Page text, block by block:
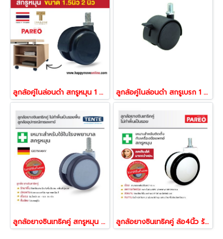
ลูกล้อคู่ไนล่อนดำ สกรูหมุน 1 ลูก รุ่น TWO TONE ยี่ห้อ PAREO 21785,21792 ลูกล้อคู่ไนล่อนดำ สกรูเบรก 1 ลูก รุ่น TWO TONE ยี่ห้อ PAREO 21808,21815
ลูกล้อยางซินเทธิคคู่ สกรูหมุน ล้อไม่ทำพื้นเป็นรอย ล้อเก้าอี้ ล้อเฟอร์นิเจอร์ รับน้ำหนัก50-120กก. รุ่น LINEAR ยี่ห้อ TENTE 19423,19430 ลูกล้อยางซินเทธิคคู่ ล้อ4นิ้ว รับน้ำหนัก138-207กก.ล้อสกรูหมุน ยี่ห้อ PAREO 39728